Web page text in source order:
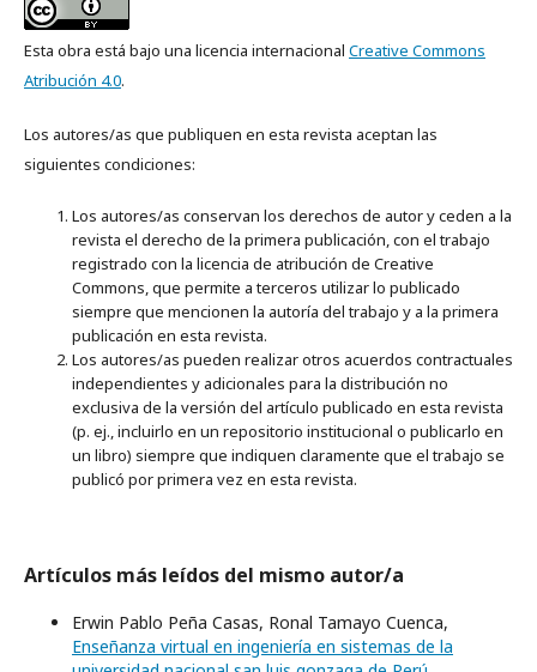
Esta obra está bajo una licencia internacional Creative Commons
Atribución 4.0.
Los autores/as que publiquen en esta revista aceptan las
siguientes condiciones:
Los autores/as conservan los derechos de autor y ceden a la
revista el derecho de la primera publicación, con el trabajo
registrado con la licencia de atribución de Creative
Commons, que permite a terceros utilizar lo publicado
siempre que mencionen la autoría del trabajo y a la primera
publicación en esta revista.
Los autores/as pueden realizar otros acuerdos contractuales
independientes y adicionales para la distribución no
exclusiva de la versión del artículo publicado en esta revista
(p. ej., incluirlo en un repositorio institucional o publicarlo en
un libro) siempre que indiquen claramente que el trabajo se
publicó por primera vez en esta revista.
Artículos más leídos del mismo autor/a
Erwin Pablo Peña Casas, Ronal Tamayo Cuenca,
Enseñanza virtual en ingeniería en sistemas de la